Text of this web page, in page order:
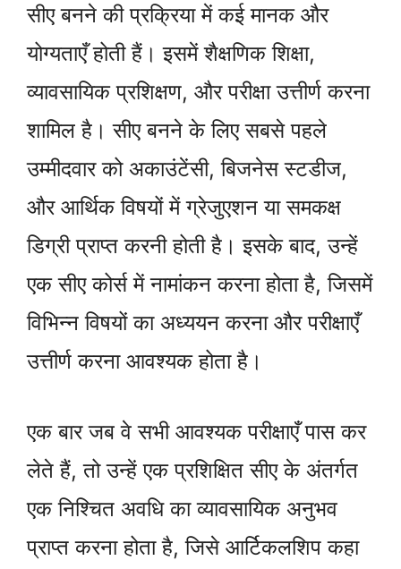
सीए बनने की प्रक्रिया में कई मानक और
योग्यताएँ होती हैं। इसमें शैक्षणिक शिक्षा,
व्यावसायिक प्रशिक्षण, और परीक्षा उत्तीर्ण करना
शामिल है। सीए बनने के लिए सबसे पहले
उम्मीदवार को अकाउंटेंसी, बिजनेस स्टडीज,
और आर्थिक विषयों में ग्रेजुएशन या समकक्ष
डिग्री प्राप्त करनी होती है। इसके बाद, उन्हें
एक सीए कोर्स में नामांकन करना होता है, जिसमें
विभिन्न विषयों का अध्ययन करना और परीक्षाएँ
उत्तीर्ण करना आवश्यक होता है।
एक बार जब वे सभी आवश्यक परीक्षाएँ पास कर
लेते हैं, तो उन्हें एक प्रशिक्षित सीए के अंतर्गत
एक निश्चित अवधि का व्यावसायिक अनुभव
प्राप्त करना होता है, जिसे आर्टिकलशिप कहा